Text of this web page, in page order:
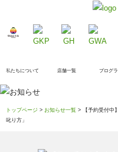
私たちについて 店舗一覧 プログ
トップページ > お知らせ一覧 > 【予約受付中
叱り方」